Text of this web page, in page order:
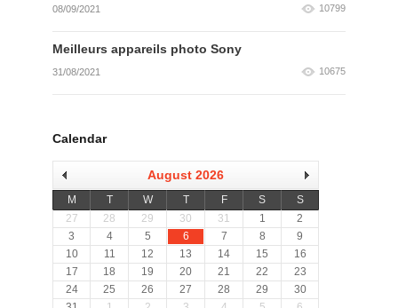
08/09/2021 10799
Meilleurs appareils photo Sony
31/08/2021 10675
Calendar
August 2026
M T W T F S
S
27
28 29 30 31 1
2
3
4 5 6 7 8
9
10
11 12 13 14 15
16
17
18 19 20 21 22
23
24
25 26 27 28 29
30